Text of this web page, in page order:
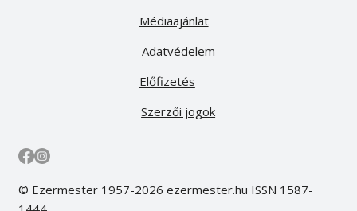
Médiaajánlat
Előfizetés
Adatvédelem
Szerzői jogok
© Ezermester 1957-2026 ezermester.hu ISSN 1587-